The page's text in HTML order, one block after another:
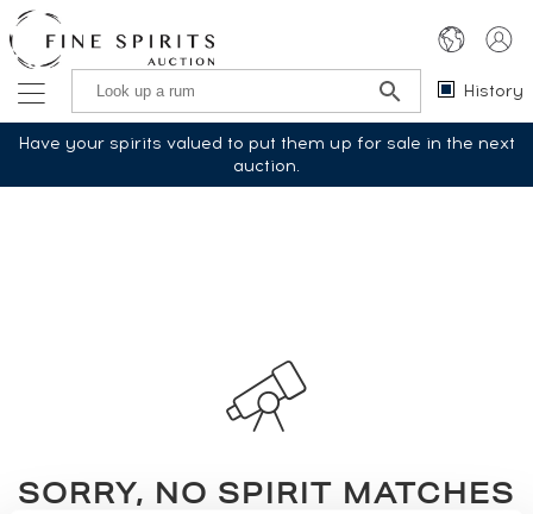
History
Have your spirits valued to put them up for sale in the next
auction.
SORRY, NO SPIRIT MATCHES